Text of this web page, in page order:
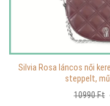
Silvia Rosa láncos női
steppelt,
10990Ft